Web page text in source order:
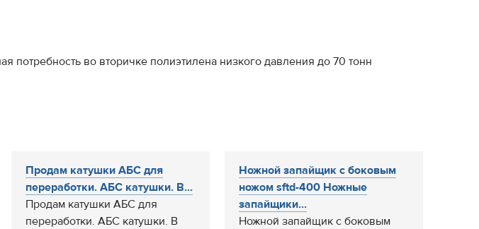
во вторичке полиэтилена низкого давления до 70 тонн
Продам катушки АБС для
переработки. АБС катушки. В...
Продам катушки АБС для
переработки. АБС катушки. В
Ножной запайщик с боковым
ножом sftd-400 Ножные
запайщики...
Ножной запайщик с боковым